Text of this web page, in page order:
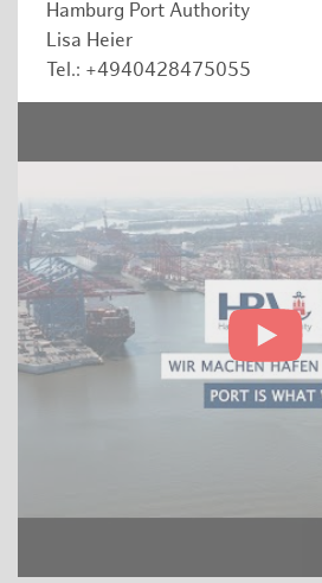
Hamburg Port Authority
Lisa Heier
Tel.: +4940428475055